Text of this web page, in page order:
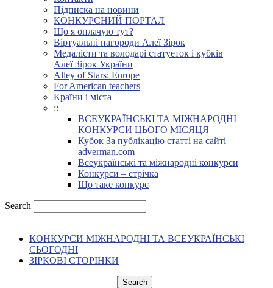
Підписка на новини
КОНКУРСНИЙ ПОРТАЛ
Що я оплачую тут?
Віртуальні нагороди Алеї Зірок
Медалісти та володарі статуеток і кубків
Алеї Зірок України
Alley of Stars: Europe
For American teachers
Країни і міста
::
ВСЕУКРАЇНСЬКІ ТА МІЖНАРОДНІ
КОНКУРСИ ЦЬОГО МІСЯЦЯ
Кубок За публікацію статті на сайті
adverman.com
Всеукраїнські та міжнародні конкурси
Конкурси – стрічка
Що таке конкурс
Search
КОНКУРСИ МІЖНАРОДНІ ТА ВСЕУКРАЇНСЬКІ
СЬОГОДНІ
ЗІРКОВІ СТОРІНКИ